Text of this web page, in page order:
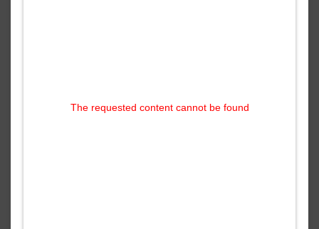
The requested content cannot be found